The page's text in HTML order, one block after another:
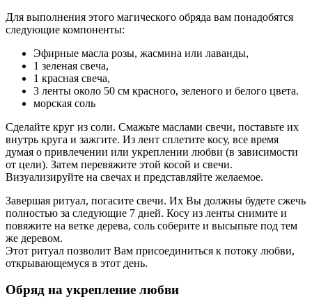
Для выполнения этого магического обряда вам понадобятся
следующие компоненты:
Эфирные масла розы, жасмина или лаванды,
1 зеленая свеча,
1 красная свеча,
3 ленты около 50 см красного, зеленого и белого цвета.
морская соль
Сделайте круг из соли. Смажьте маслами свечи, поставьте их
внутрь круга и зажгите. Из лент сплетите косу, все время
думая о привлечении или укреплении любви (в зависимости
от цели). Затем перевяжите этой косой и свечи.
Визуализируйте на свечах и представляйте желаемое.
Завершая ритуал, погасите свечи. Их Вы должны будете сжечь
полностью за следующие 7 дней. Косу из ленты снимите и
повяжите на ветке дерева, соль соберите и высыпьте под тем
же деревом.
Этот ритуал позволит Вам присоединиться к потоку любви,
открывающемуся в этот день.
Обряд на укрепление любви